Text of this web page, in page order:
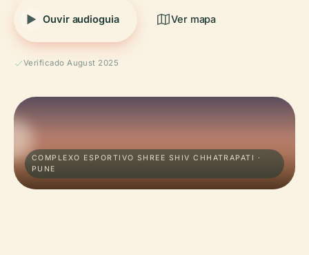
Ouvir audioguia Ver mapa
Verificado August 2025
COMPLEXO ESPORTIVO SHREE SHIV CHHATRAPATI ·
PUNE